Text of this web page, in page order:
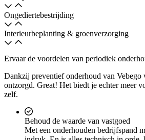
Ongediertebestrijding
Interieurbeplanting & groenverzorging
Ervaar de voordelen van periodiek
Dankzij preventief onderhoud van
ontzorgd. Great! Het biedt je echter meer
zelf.
Behoud de waarde van vastgoed
Met een onderhouden bedrijfspand